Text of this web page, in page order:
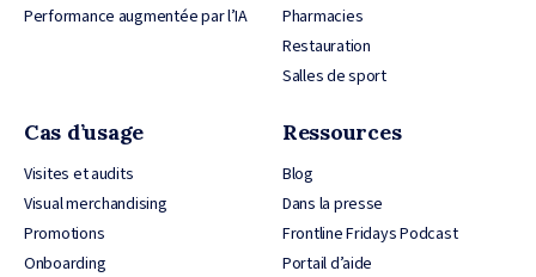
Performance augmentée par l’IA
Pharmacies
Restauration
Salles de sport
Cas d’usage
Visites et audits
Visual merchandising
Promotions
Onboarding
Ressources
Blog
Dans la presse
Frontline Fridays Podcast
Portail d’aide